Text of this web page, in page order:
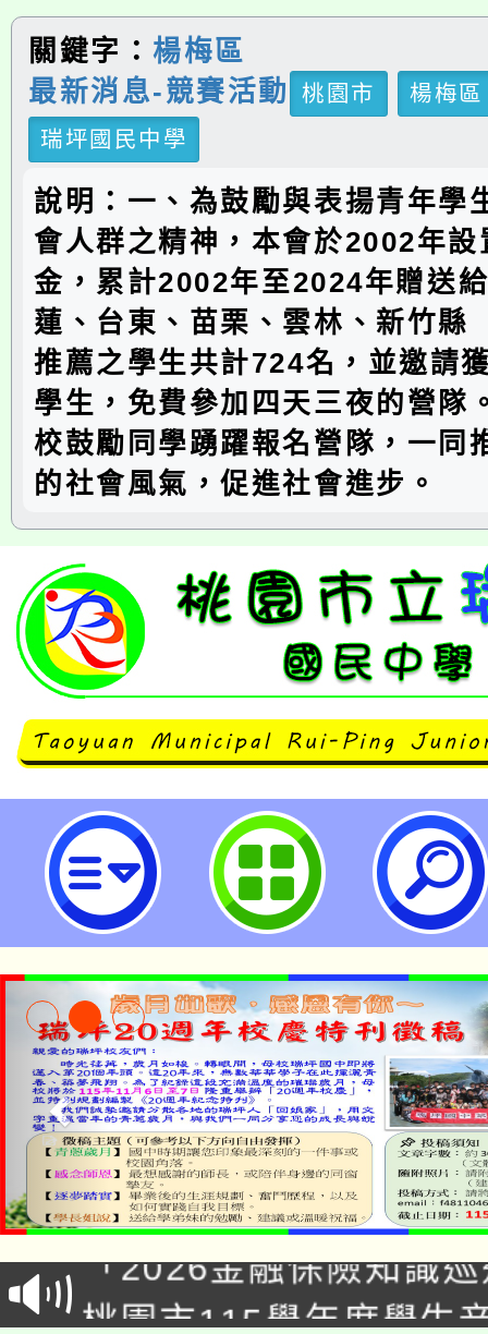
關鍵字： 楊梅區
最新消息-競賽活動
桃園市
楊梅區
瑞坪國民中學
說明：一、為鼓勵與表揚青年學
會人群之精神，本會於2002年設
金，累計2002年至2024年贈送
蓮、台東、苗栗、雲林、新竹縣
推薦之學生共計724名，並邀請
學生，免費參加四天三夜的營隊
校鼓勵同學踴躍報名營隊，一同
的社會風氣，促進社會進步。
主旨： 檢送本會「2025年慈惠獎
「慈林少年營簡章」，惠請公告並
請查照。-桃園市立瑞坪國民中學
公告本校115學年度第
代理(課)教師甄選結果(
車」活動
桃園市115學年度學生